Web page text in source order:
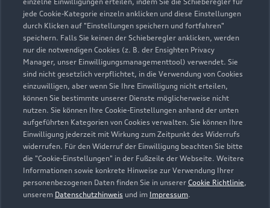
jede Cookie-Kategorie einzeln anklicken und diese Einstellungen
durch Klicken auf "Einstellungen speichern und fortfahren"
speichern. Falls Sie keinen der Schieberegler anklicken, werden
nur die notwendigen Cookies (z. B. der Ensighten Privacy
Manager, unser Einwilligungsmanagementtool) verwendet. Sie
sind nicht gesetzlich verpflichtet, in die Verwendung von Cookies
einzuwilligen, aber wenn Sie Ihre Einwilligung nicht erteilen,
können Sie bestimmte unserer Dienste möglicherweise nicht
nutzen. Sie können Ihre Cookie-Einstellungen anhand der unten
aufgeführten Kategorien von Cookies verwalten. Sie können Ihre
Einwilligung jederzeit mit Wirkung zum Zeitpunkt des Widerrufs
widerrufen. Für den Widerruf der Einwilligung beachten Sie bitte
die "Cookie-Einstellungen" in der Fußzeile der Webseite. Weitere
Informationen sowie konkrete Hinweise zur Verwendung Ihrer
personenbezogenen Daten finden Sie in unserer Cookie Richtlinie,
unserem Datenschutzhinweis und im Impressum.
Geschlossen
öffnet am Samstag 09:00
Service
Geschlossen,öffnet amMontag 07:15
Teile- & Zubehörverkauf
Geschlossen, öffnet amMontag 07:15